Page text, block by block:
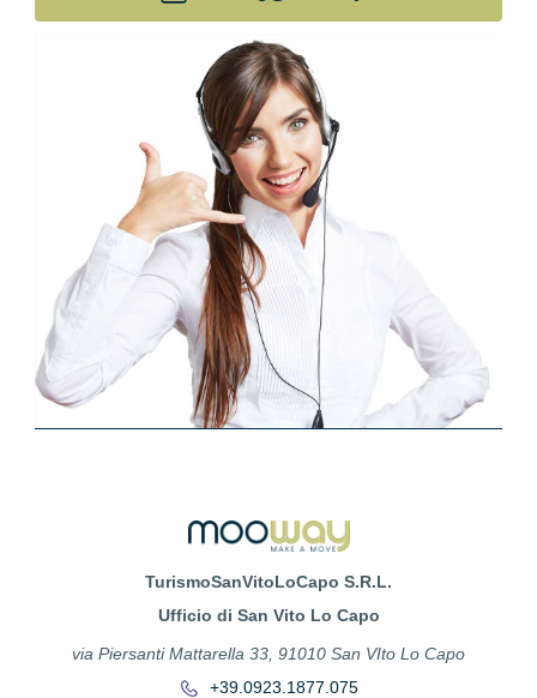
TurismoSanVitoLoCapo S.R.L.
Ufficio di San Vito Lo Capo
via Piersanti Mattarella 33, 91010 San VIto Lo Capo
+39.0923.1877.075